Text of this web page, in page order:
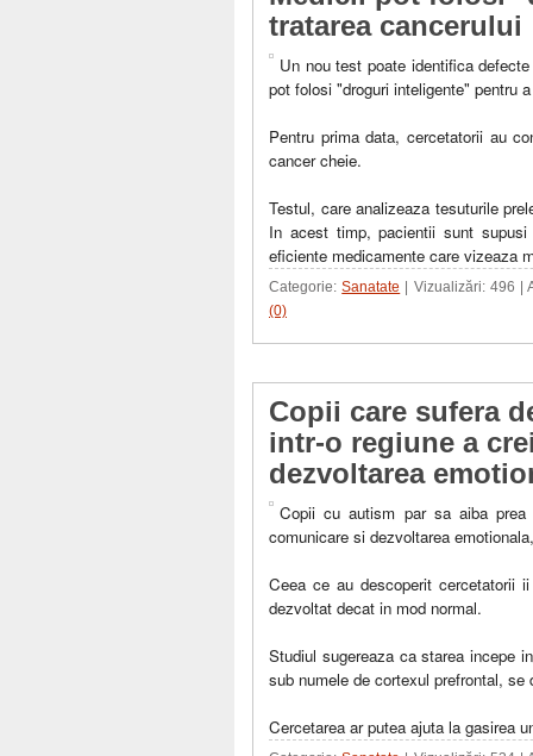
tratarea cancerului
Un nou test poate identifica
pot folosi "droguri inteligente" pentru
Pentru prima data, cercetatorii au
cancer cheie.
Testul, care analizeaza tesuturile
In acest timp, pacientii sunt
eficiente medicamente care vizeaza
Categorie:Sanatate | Vizualizări: 496 |
(0)
Copii care sufera
intr-o regiune a
dezvoltarea
Copii cu autism par sa aiba prea
comunicare si dezvoltarea
Ceea ce au descoperit cercetatorii
dezvoltat decat in mod normal.
Studiul sugereaza ca starea incepe
sub numele de cortexul prefrontal,
Cercetarea ar putea ajuta la gasirea